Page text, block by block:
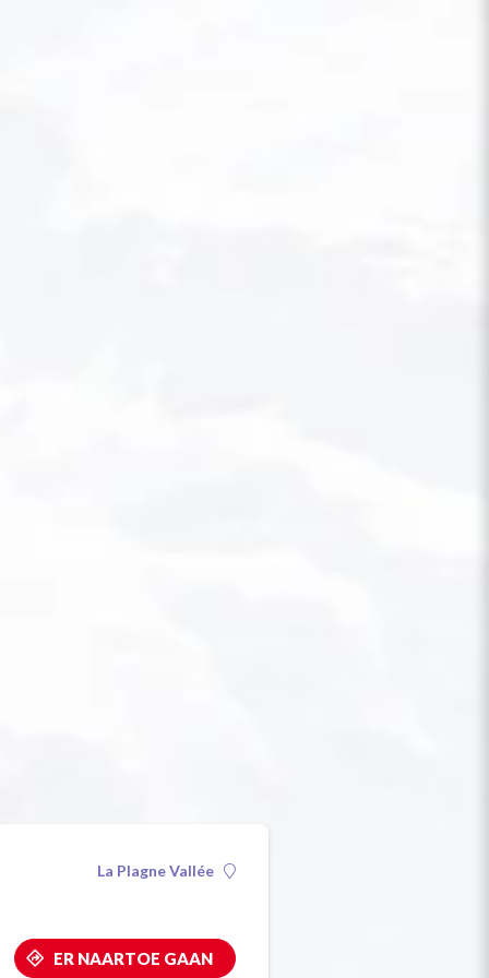
La Plagne Vallée
ER NAARTOE GAAN